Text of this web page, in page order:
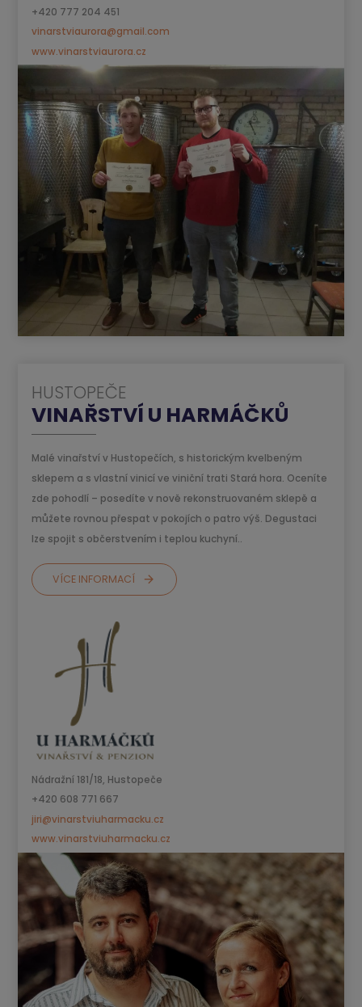
+420 777 204 451
vinarstviaurora@gmail.com
www.vinarstviaurora.cz
Nádražní 181/18, Hustopeče
+420 608 771 667
jiri@vinarstviuharmacku.cz
www.vinarstviuharmacku.cz
HUSTOPEČE
VINAŘSTVÍ U HARMÁČKŮ
Malé vinařství v Hustopečích, s historickým kvelbeným
sklepem a s vlastní vinicí ve viniční trati Stará hora. Oceníte
zde pohodlí – posedíte v nově rekonstruovaném sklepě a
můžete rovnou přespat v pokojích o patro výš. Degustaci
lze spojit s občerstvením i teplou kuchyní..
VÍCE INFORMACÍ